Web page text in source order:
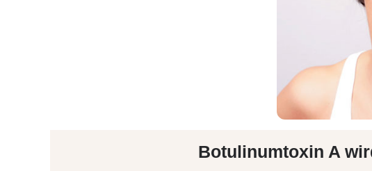
Botulinumtoxin A